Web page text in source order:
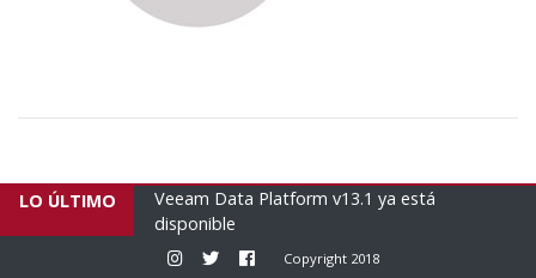
LO ÚLTIMO
ya está
Empresas brasileñas envían un nuevo avión
humanitario con 16 tonela...
Copyright 2018
Instagram
TwitterFacebook